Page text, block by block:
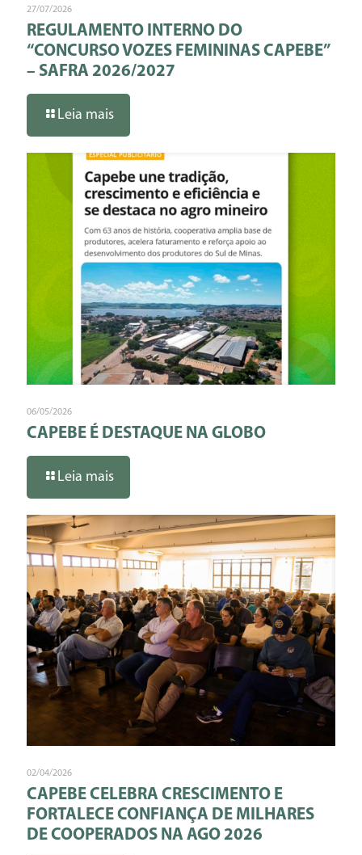
27/07/2026
REGULAMENTO INTERNO DO
“CONCURSO VOZES FEMININAS CAPEBE”
– SAFRA 2026/2027
Leia mais
06/05/2026
CAPEBE É DESTAQUE NA GLOBO
Leia mais
02/04/2026
CAPEBE CELEBRA CRESCIMENTO E
FORTALECE CONFIANÇA DE MILHARES
DE COOPERADOS NA AGO 2026